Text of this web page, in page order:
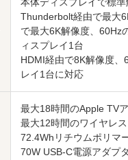
本体ディスプレイで標
Thunderbolt経由で最大
で最大6K解像度、60Hz
ィスプレイ1台
HDMI経由で8K解像度
レイ1台に対応
最大18時間のApple TV
最大12時間のワイヤレ
72.4Whリチウムポリマ
70W USB-C電源アダプ